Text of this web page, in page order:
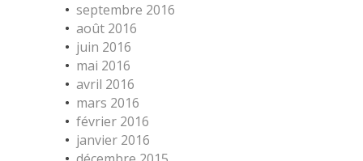
septembre 2016
août 2016
juin 2016
mai 2016
avril 2016
mars 2016
février 2016
janvier 2016